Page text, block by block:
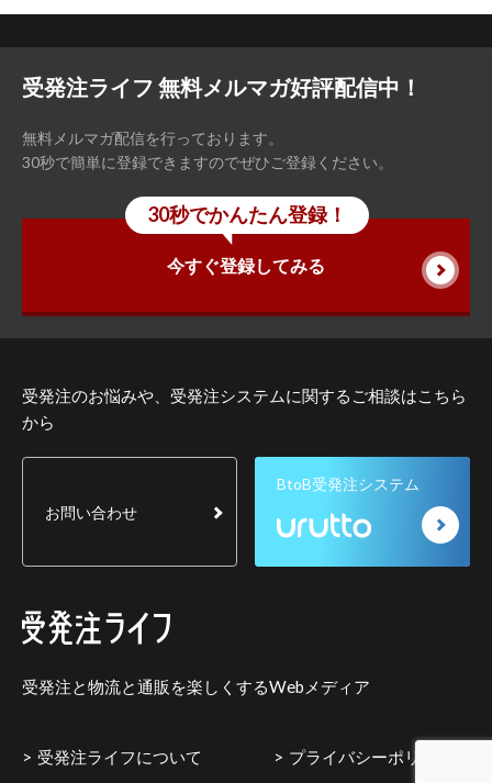
受発注ライフ 無料メルマガ好評配信中！
無料メルマガ配信を行っております。
30秒で簡単に登録できますのでぜひご登録ください。
今すぐ登録してみる
30秒でかんたん登録！
受発注のお悩みや、受発注システムに関するご相談はこちら
から
お問い合わせ
BtoB受発注システム
受発注と物流と通販を楽しくするWebメディア
受発注ライフについて プライバシーポリシー